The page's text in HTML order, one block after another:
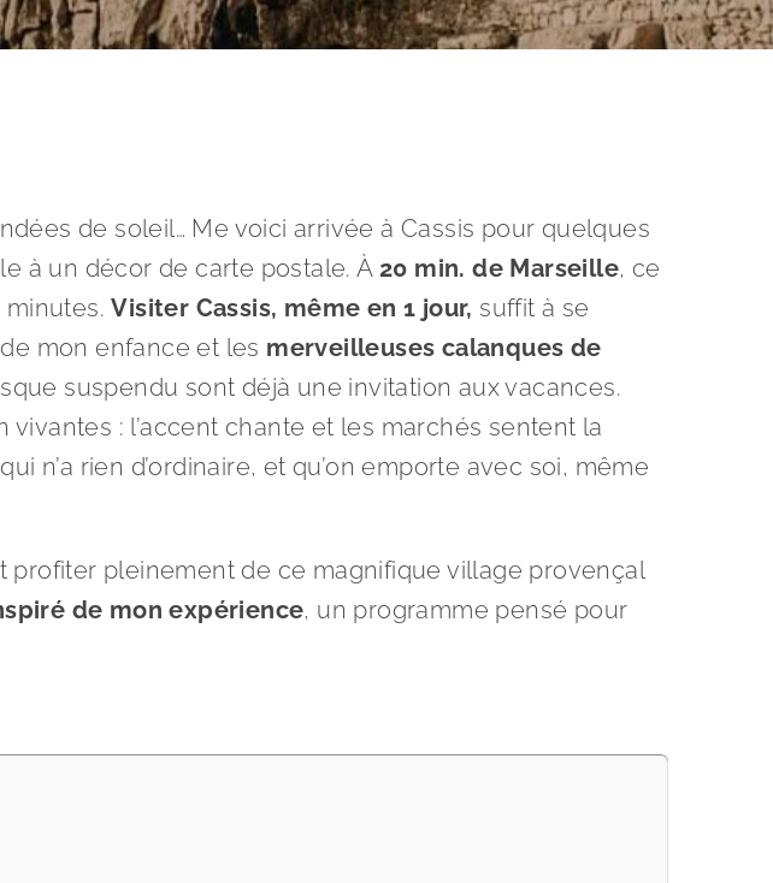
de soleil… Me voici arrivée à Cassis pour quelques
à un décor de carte postale. À20 min. de Marseille, ce
minutes.Visiter Cassis, même en 1 jour, suffit à se
mon enfance et les merveilleuses calanques de
suspendu sont déjà une invitation aux vacances.
vivantes : l’accent chante et les marchés sentent la
n’a rien d’ordinaire, et qu’on emporte avec soi, même
profiter pleinement de ce magnifique village provençal
de mon expérience, un programme pensé pour